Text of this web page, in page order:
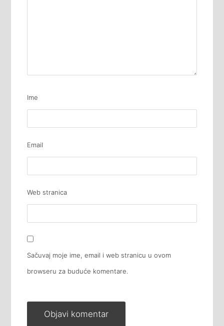
Ime
Email
Web stranica
Sačuvaj moje ime, email i web stranicu u ovom
browseru za buduće komentare.